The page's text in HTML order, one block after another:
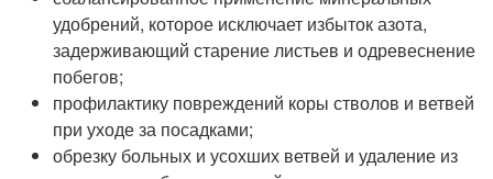
удобрений, которое исключает избыток азота,
задерживающий старение листьев и одревеснение
побегов;
профилактику повреждений коры стволов и ветвей
при уходе за посадками;
обрезку больных и усохших ветвей и удаление из